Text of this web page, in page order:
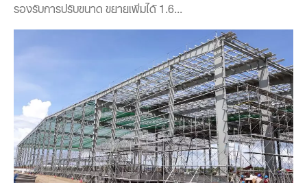
รองรับการปรับขนาด ขยายเพิ่มได้ 1.6...